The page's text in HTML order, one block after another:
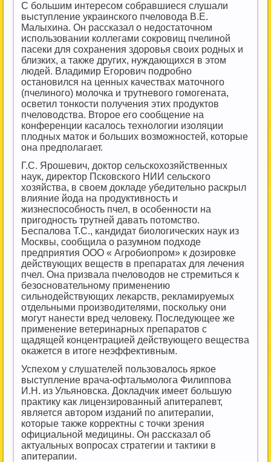
С большим интересом собравшиеся слушали
выступление украинского пчеловода В.Е.
Малыхина. Он рассказал о недостаточном
использовании коллегами сокровищ пчелиной
пасеки для сохранения здоровья своих родных и
близких, а также других, нуждающихся в этом
людей. Владимир Егорович подробно
остановился на ценных качествах маточного
(пчелиного) молочка и трутневого гомогената,
осветил тонкости получения этих продуктов
пчеловодства. Второе его сообщение на
конференции касалось технологии изоляции
плодных маток и больших возможностей, которые
она предполагает.
Г.С. Ярошевич, доктор сельскохозяйственных
наук, директор Псковского НИИ сельского
хозяйства, в своем докладе убедительно раскрыл
влияние йода на продуктивность и
жизнеспособность пчел, в особенности на
пригодность трутней давать потомство.
Беспалова Т.С., кандидат биологических наук из
Москвы, сообщила о разумном подходе
предприятия ООО « Агробиопром» к дозировке
действующих веществ в препаратах для лечения
пчел. Она призвала пчеловодов не стремиться к
безосновательному применению
сильнодействующих лекарств, рекламируемых
отдельными производителями, поскольку они
могут нанести вред человеку. Последующее же
применение ветеринарных препаратов с
щадящей концентрацией действующего вещества
окажется в итоге неэффективным.
Успехом у слушателей пользовалось яркое
выступление врача-офтальмолога Филиппова
И.Н. из Ульяновска. Докладчик имеет большую
практику как лицензированный апитерапевт,
является автором изданий по апитерапии,
которые также корректны с точки зрения
официальной медицины. Он рассказал об
актуальных вопросах стратегии и тактики в
апитерапии.